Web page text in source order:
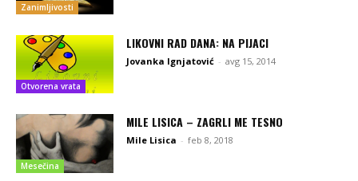
Zanimljivosti
Otvorena vrata
LIKOVNI RAD DANA: NA PIJACI
Jovanka Ignjatović - avg 15, 2014
Mesečina
MILE LISICA – ZAGRLI ME TESNO
Mile Lisica - feb 8, 2018